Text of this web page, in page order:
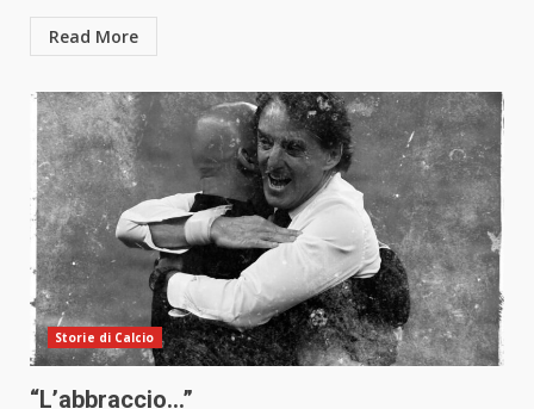
Read More
Storie di Calcio
“L’abbraccio…”